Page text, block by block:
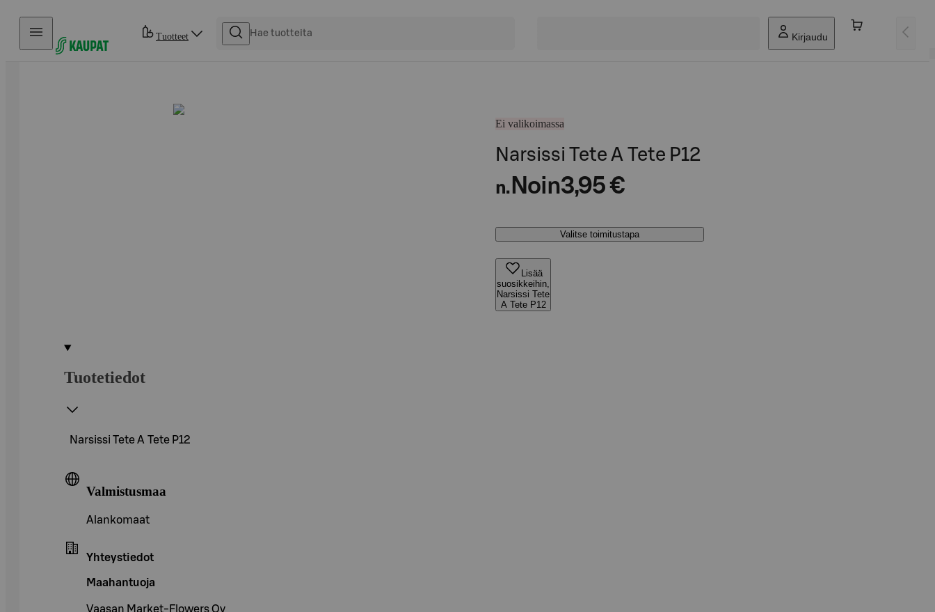
Hyppää sisältöön
Tuotteet Kirjaudu
Ei valikoimassa
Narsissi Tete A Tete P12
n. Noin3,95 €
Valitse toimitustapa
Lisää
suosikkeihin,
Narsissi Tete
A Tete P12
Tuotetiedot
Narsissi Tete A Tete P12
Valmistusmaa
Alankomaat
Yhteystiedot
Maahantuoja
Vaasan Market-Flowers Oy